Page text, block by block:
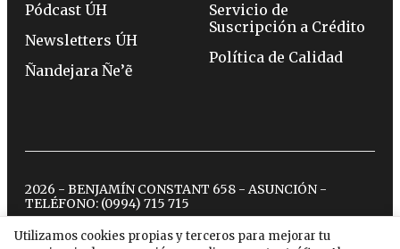
Utilizamos cookies propias y terceros para mejorar tu
Pódcast ÚH
Newsletters ÚH
Ñandejara Ñe’ẽ
Servicio de
Suscripción a Crédito
Política de Calidad
2026 - BENJAMÍN CONSTANT 658 - ASUNCIÓN -
TELÉFONO: (0994) 715 715